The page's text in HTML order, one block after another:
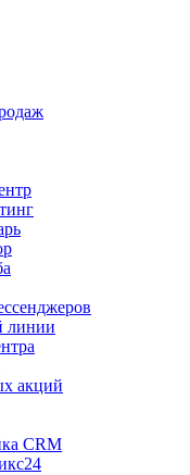
линии
акций
CRM